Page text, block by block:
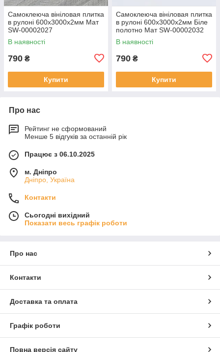
Самоклеюча вініловая плитка
в рулоні 600х3000х2мм Мат
SW-00002027
В наявності
790 ₴
Купити
Самоклеюча вініловая плитка
в рулоні 600х3000х2мм Біле
полотно Мат SW-00002032
В наявності
790 ₴
Купити
Про нас
Рейтинг не сформований
Менше 5 відгуків за останній рік
Працює з 06.10.2025
м. Дніпро
Дніпро, Україна
Контакти
Сьогодні вихідний
Показати весь графік роботи
Про нас
Контакти
Доставка та оплата
Графік роботи
Повна версія сайту